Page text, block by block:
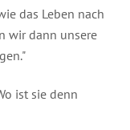
das Leben nach
wir dann unsere
ist sie denn